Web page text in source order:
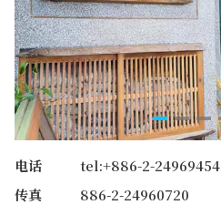
电话
tel:+886-2-24969454
传真
886-2-24960720